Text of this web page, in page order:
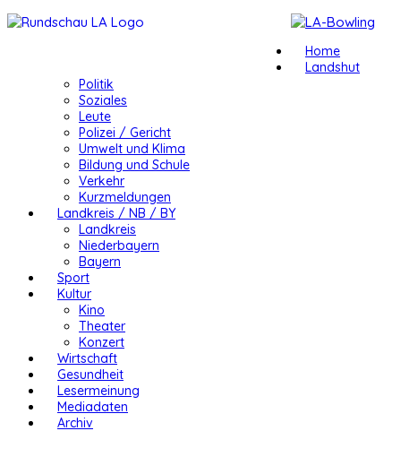
Home
Landshut
Politik
Soziales
Leute
Polizei / Gericht
Umwelt und Klima
Bildung und Schule
Verkehr
Kurzmeldungen
Landkreis / NB / BY
Landkreis
Niederbayern
Bayern
Sport
Kultur
Kino
Theater
Konzert
Wirtschaft
Gesundheit
Lesermeinung
Mediadaten
Archiv